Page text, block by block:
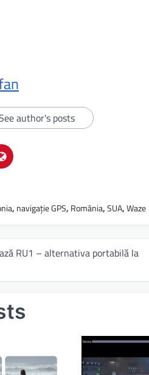
author's posts
, navigație GPS, România,SUA,Waze
RU1 – alternativa portabilă la